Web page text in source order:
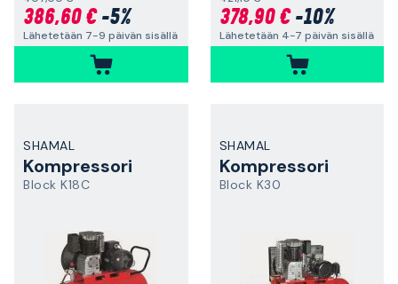
386,60 €-5%
Lähetetään 7-9 päivän sisällä
378,90 €-10%
Lähetetään 4-7 päivän sisällä
SHAMAL
Kompressori
Block K18C
SHAMAL
Kompressori
Block K30